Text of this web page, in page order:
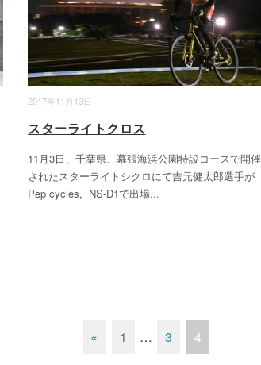
2017年11月13日
スターライトクロス
11月3日、千葉県、幕張海浜公園特設コースで開催
されたスターライトシクロにて吉元健太郎選手が
Pep cycles, NS-D1で出場...
« 1 … 3 4